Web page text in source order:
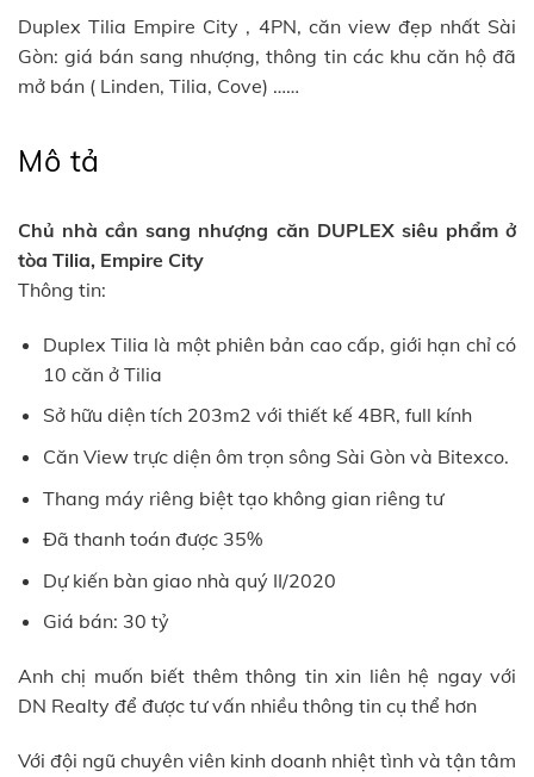
Duplex Tilia Empire City , 4PN, căn view đẹp nhất Sài
Gòn: giá bán sang nhượng, thông tin các khu căn hộ đã
mở bán ( Linden, Tilia, Cove) ……
Mô tả
Chủ nhà cần sang nhượng căn DUPLEX siêu phẩm ở
tòa Tilia, Empire City
Thông tin:
Duplex Tilia là một phiên bản cao cấp, giới hạn chỉ có
10 căn ở Tilia
Sở hữu diện tích 203m2 với thiết kế 4BR, full kính
Căn View trực diện ôm trọn sông Sài Gòn và Bitexco.
Thang máy riêng biệt tạo không gian riêng tư
Đã thanh toán được 35%
Dự kiến bàn giao nhà quý II/2020
Giá bán: 30 tỷ
Anh chị muốn biết thêm thông tin xin liên hệ ngay với
DN Realty để được tư vấn nhiều thông tin cụ thể hơn
Với đội ngũ chuyên viên kinh doanh nhiệt tình và tận tâm